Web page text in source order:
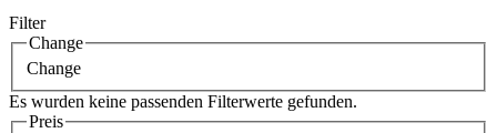
Filter
Change
Change
Es wurden keine passenden Filterwerte gefunden.
Preis